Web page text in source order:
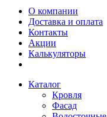
О компании
Доставка и оплата
Контакты
Акции
Калькуляторы
Каталог
Кровля
Фасад